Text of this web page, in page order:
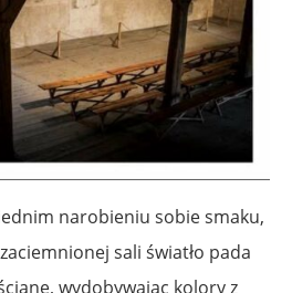
narobieniu sobie smaku,
sali światło pada
wydobywając kolory z